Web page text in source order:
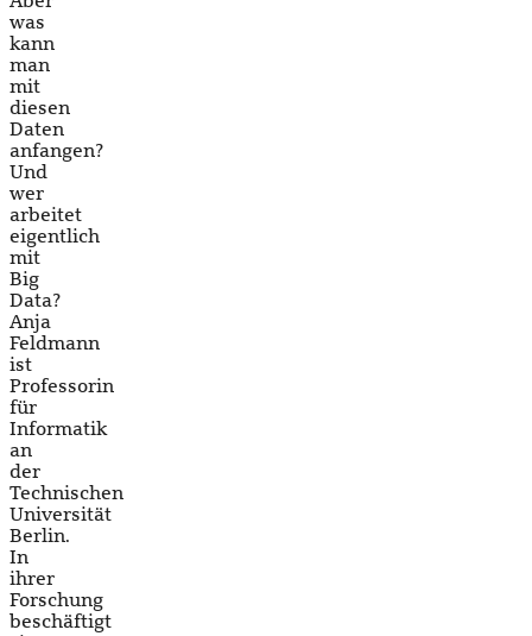
was
kann
man
mit
diesen
Daten
anfangen?
Und
wer
arbeitet
eigentlich
mit
Big
Data?
Anja
Feldmann
ist
Professorin
für
Informatik
an
der
Technischen
Universität
Berlin.
In
ihrer
Forschung
beschäftigt